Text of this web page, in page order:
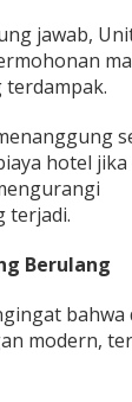
jawab,
hotel
terjadi.
Berulang
bahwa
modern,